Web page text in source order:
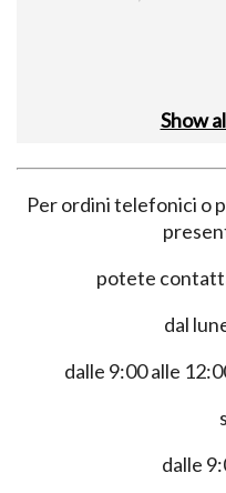
Show
Per ordini telefonici o
potete
dal
dalle 9:00 alle
dalle